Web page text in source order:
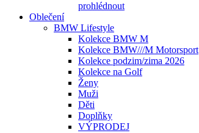
prohlédnout
Oblečení
BMW Lifestyle
Kolekce BMW M
Kolekce BMW///M Motorsport
Kolekce podzim/zima 2026
Kolekce na Golf
Ženy
Muži
Děti
Doplňky
VÝPRODEJ